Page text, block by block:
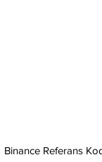
Binance Referans